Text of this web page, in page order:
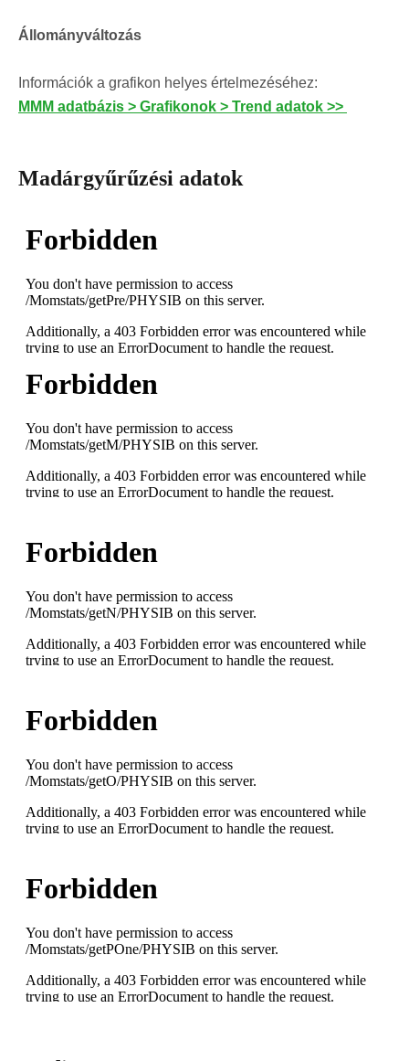
Állományváltozás
Információk a grafikon helyes értelmezéséhez:
MMM adatbázis > Grafikonok > Trend adatok >>
Madárgyűrűzési adatok